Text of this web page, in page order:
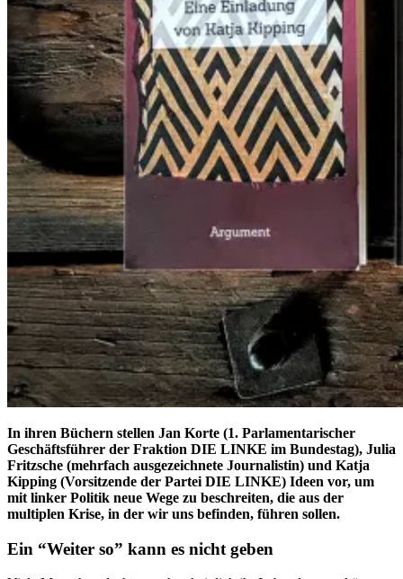
In ihren Büchern stellen Jan Korte (1. Parlamentarischer
Geschäftsführer der Fraktion DIE LINKE im Bundestag), Julia
Fritzsche (mehrfach ausgezeichnete Journalistin) und Katja
Kipping (Vorsitzende der Partei DIE LINKE) Ideen vor, um
mit linker Politik neue Wege zu beschreiten, die aus der
multiplen Krise, in der wir uns befinden, führen sollen.
Ein “Weiter so” kann es nicht geben